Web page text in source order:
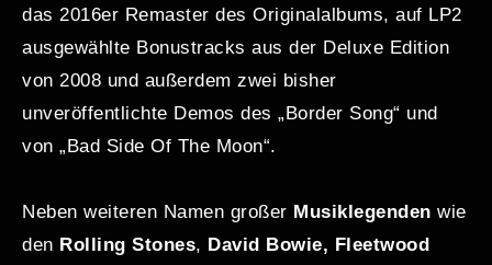
das 2016er Remaster des Originalalbums, auf LP2
ausgewählte Bonustracks aus der Deluxe Edition
von 2008 und außerdem zwei bisher
unveröffentlichte Demos des „Border Song“ und
von „Bad Side Of The Moon“.
Neben weiteren Namen großer Musiklegenden wie
den Rolling Stones, David Bowie, Fleetwood